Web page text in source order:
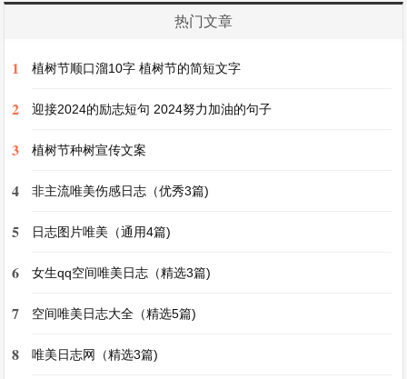
人际关系的影响。这类题目要求考生走出校园的小
会的变迁，分析网络如何在拉近人们距离的同时，
又在某些方面让人与人之间的关系变得更加复杂。
盾，或者是网络交流的便捷性促使跨国交流增多
等。
还有的高考作文题与传统文化息息相关。例如以古
诗词的现代意义为主题的作文题。这就考验着考生
古诗词背后的文化内涵，思考它们在现代社会中的
热门文章
1 植树节顺口溜10字 植树节的简短文字
2 迎接2024的励志短句 2024努力加油的句子
3 植树节种树宣传文案
4 非主流唯美伤感日志（优秀3篇)
5 日志图片唯美（通用4篇)
6 女生qq空间唯美日志（精选3篇)
7 空间唯美日志大全（精选5篇)
8 唯美日志网（精选3篇)